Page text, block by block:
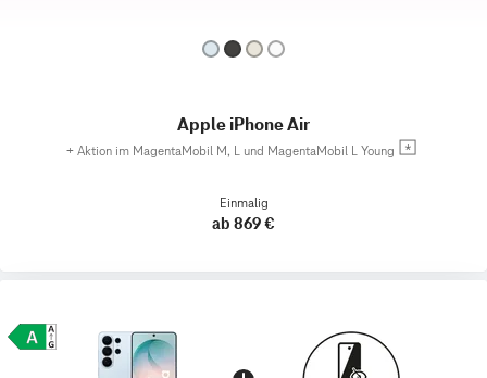
Apple iPhone Air
+ Aktion im MagentaMobil M, L und MagentaMobil L Young
Einmalig
ab 869 €